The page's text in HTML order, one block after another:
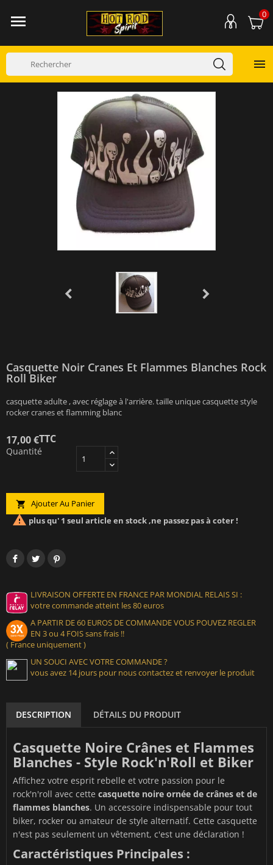
 0

Casquette Noir Cranes Et Flammes Blanches Rock
Roll Biker
casquette adulte , avec réglage à l'arrière. taille unique casquette style
rocker cranes et flamming blanc
17,00 €TTC
Quantité
 Ajouter Au Panier
 plus qu' 1 seul article en stock ,ne passez pas à coter !
LIVRAISON OFFERTE EN FRANCE PAR MONDIAL RELAIS SI :
votre commande atteint les 80 euros
A PARTIR DE 60 EUROS DE COMMANDE VOUS POUVEZ REGLER
EN 3 ou 4 FOIS sans frais !!
( France uniquement )
UN SOUCI AVEC VOTRE COMMANDE ?
vous avez 14 jours pour nous contactez et renvoyer le produit
DESCRIPTION DÉTAILS DU PRODUIT
Casquette Noire Crânes et Flammes
Blanches - Style Rock'n'Roll et Biker
Affichez votre esprit rebelle et votre passion pour le
rock'n'roll avec cette casquette noire ornée de crânes et de
flammes blanches. Un accessoire indispensable pour tout
biker, rocker ou amateur de style alternatif. Cette casquette
n'est pas seulement un vêtement, c'est une déclaration !
Caractéristiques Principales :